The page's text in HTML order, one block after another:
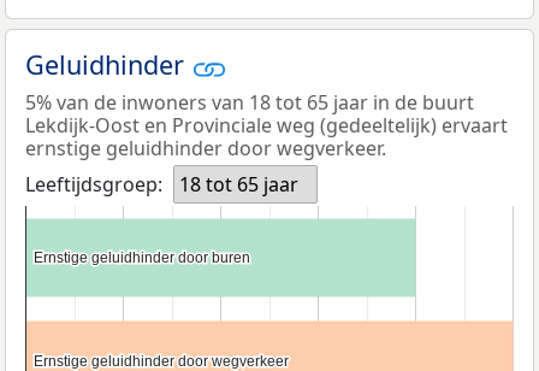
Geluidhinder
5% van de inwoners van 18 tot 65 jaar in de buurt
Lekdijk-Oost en Provinciale weg (gedeeltelijk) ervaart
ernstige geluidhinder door wegverkeer.
Leeftijdsgroep:
18 tot 65 jaar
Ernstige geluidhinder door buren
Ernstige geluidhinder door buren
Ernstige geluidhinder door wegverkeer
Ernstige geluidhinder door wegverkeer